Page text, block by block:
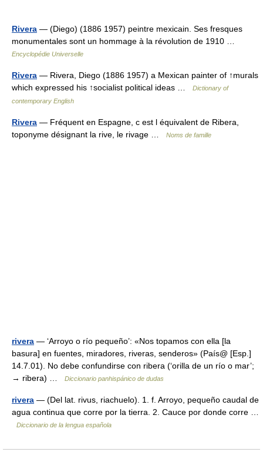
Rivera — (Diego) (1886 1957) peintre mexicain. Ses fresques
monumentales sont un hommage à la révolution de 1910 …
Encyclopédie Universelle
Rivera — Rivera, Diego (1886 1957) a Mexican painter of ↑murals
which expressed his ↑socialist political ideas …
Dictionary of
contemporary English
Rivera — Fréquent en Espagne, c est l équivalent de Ribera,
toponyme désignant la rive, le rivage …
Noms de famille
rivera — ‘Arroyo o río pequeño’: «Nos topamos con ella [la
basura] en fuentes, miradores, riveras, senderos» (País@ [Esp.]
14.7.01). No debe confundirse con ribera (‘orilla de un río o mar’;
→ ribera) …
Diccionario panhispánico de dudas
rivera — (Del lat. rivus, riachuelo). 1. f. Arroyo, pequeño caudal de
agua continua que corre por la tierra. 2. Cauce por donde corre …
Diccionario de la lengua española